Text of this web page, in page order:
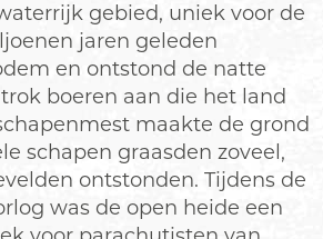
gebied, uniek voor de
jaren geleden
en ontstond de natte
boeren aan die het land
maakte de grond
schapen graasden zoveel,
ontstonden. Tijdens de
was de open heide een